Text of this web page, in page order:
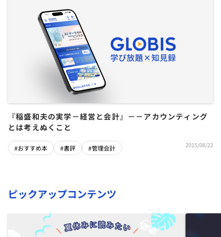
『稲盛和夫の実学－経営と会計』－－アカウンティング
とは考えぬくこと
#おすすめ本 #書評 #管理会計 2015/08/22
ピックアップコンテンツ